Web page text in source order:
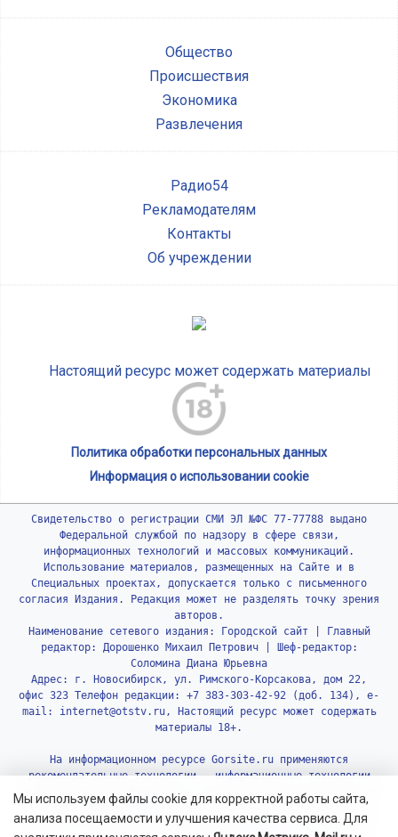
Мы используем файлы cookie для корректной работы сайта,
анализа посещаемости и улучшения качества сервиса. Для
Общество
Происшествия
Экономика
Развлечения
Радио54
Рекламодателям
Контакты
Об учреждении
Настоящий ресурс может содержать материалы
Политика обработки персональных данных
Информация о использовании cookie
Свидетельство о регистрации СМИ ЭЛ №ФС 77-77788 выдано
Федеральной службой по надзору в сфере связи,
информационных технологий и массовых коммуникаций.
Использование материалов, размещенных на Сайте и в
Специальных проектах, допускается только с письменного
согласия Издания. Редакция может не разделять точку зрения
авторов.
Наименование сетевого издания: Городской сайт | Главный
редактор: Дорошенко Михаил Петрович | Шеф-редактор:
Соломина Диана Юрьевна
Адрес: г. Новосибирск, ул. Римского-Корсакова, дом 22,
офис 323 Телефон редакции: +7 383-303-42-92 (доб. 134), e-
mail: internet@otstv.ru, Настоящий ресурс может содержать
материалы 18+.
На информационном ресурсе Gorsite.ru применяются
рекомендательные технологии - информационные технологии
предоставления информации на основе сбора, систематизации
и анализа сведений, относящихся к предпочтениям
пользователей сети «Интернет», находящихся на территории